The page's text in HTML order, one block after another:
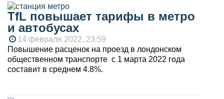
TfL повышает тарифы в метро
и автобусах
14 февраля 2022, 23:59
Повышение расценок на проезд в лондонском
общественном транспорте с 1 марта 2022 года
составит в среднем 4.8%.